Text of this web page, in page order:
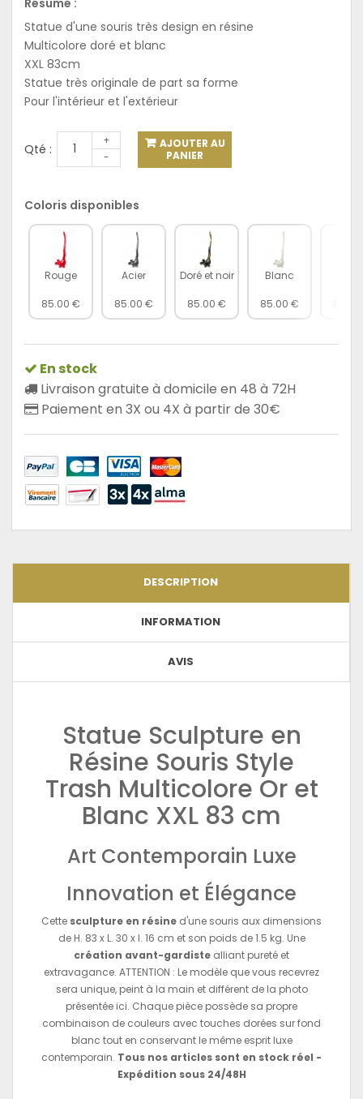
Statue d'une souris très design en résine
Multicolore doré et blanc
XXL 83cm
Statue très originale de part sa forme
Pour l'intérieur et l'extérieur
Qté :
+
-
AJOUTER AU
PANIER
Coloris disponibles
Rouge
85.00 €
Acier
85.00 €
Doré et noir
85.00 €
Blanc
85.00 €
En stock
Livraison gratuite à domicile en 48 à 72H
Paiement en 3X ou 4X à partir de 30€
DESCRIPTION
INFORMATION
AVIS
Statue Sculpture en
Résine Souris Style
Trash Multicolore Or et
Blanc XXL 83 cm
Art Contemporain Luxe
Innovation et Élégance
Cette sculpture en résine d'une souris aux dimensions
de H. 83 x L. 30 x l. 16 cm et son poids de 1.5 kg. Une
création avant-gardiste alliant pureté et
extravagance. ATTENTION : Le modèle que vous recevrez
sera unique, peint à la main et différent de la photo
présentée ici. Chaque pièce possède sa propre
combinaison de couleurs avec touches dorées sur fond
blanc tout en conservant le même esprit luxe
contemporain. Tous nos articles sont en stock réel -
Expédition sous 24/48H